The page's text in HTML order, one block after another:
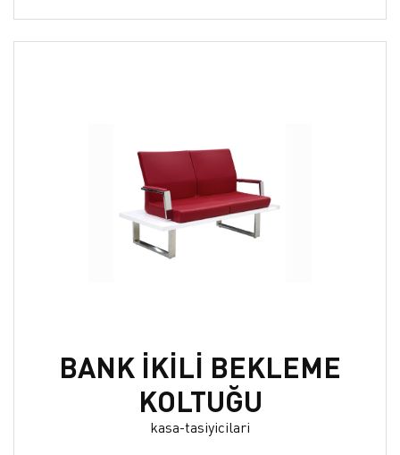
BANK İKİLİ BEKLEME
KOLTUĞU
kasa-tasiyicilari